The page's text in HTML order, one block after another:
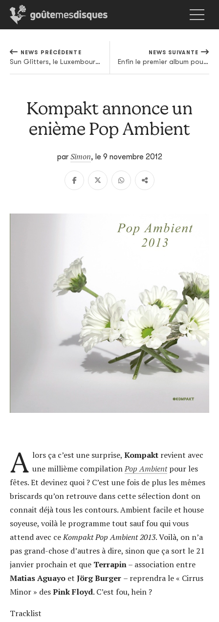
NEWS PRÉCÉDENTE
Sun Glitters, le Luxembourg et la musique électronique
NEWS SUIVANTE
Enfin le premier album pour Dadub
Kompakt annonce un
enième Pop Ambient
par Simon, le 9 novembre 2012
A lors ça c’est une surprise, Kompaktrevient avec
une millième compilationPop Ambientpour les
fêtes. Et devinez quoi ? C’est une fois de plus les mêmes
briscards qu’on retrouve dans cette sélection dont on
connait déjà tous les contours. Ambient facile et house
soyeuse, voilà le programme tout sauf fou qui vous
attend avec ceKompakt Pop Ambient 2013. Voilà, on n’a
pas grand-chose d’autres à dire, sinon que ça sort le 21
janvier prochain et que Terrapin– association entre
Matias Aguayo et Jörg Burger – reprendra le « Cirrus
Minor » desPink Floyd. C’est fou, hein ?
Tracklist